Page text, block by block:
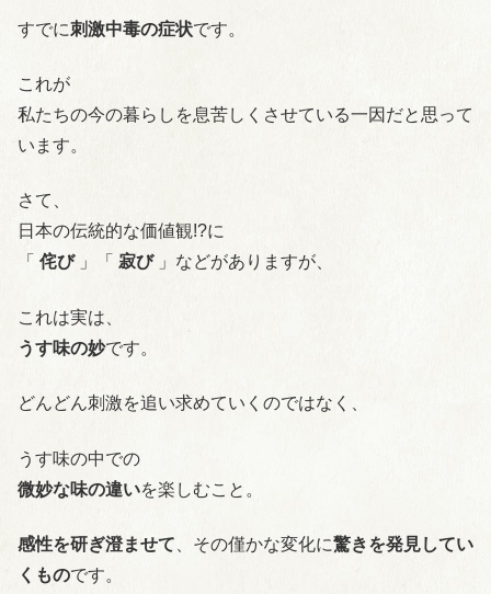
すでに刺激中毒の症状です。
これが
私たちの今の暮らしを息苦しくさせている一因だと思って
います。
さて、
日本の伝統的な価値観!?に
「 侘び」「 寂び」などがありますが、
これは実は、
うす味の妙です。
どんどん刺激を追い求めていくのではなく、
うす味の中での
微妙な味の違いを楽しむこと。
感性を研ぎ澄ませて 、その僅かな変化に驚きを発見してい
くものです。